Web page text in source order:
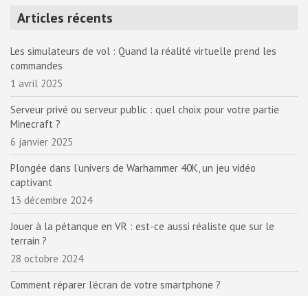
Articles récents
Les simulateurs de vol : Quand la réalité virtuelle prend les
commandes
1 avril 2025
Serveur privé ou serveur public : quel choix pour votre partie
Minecraft ?
6 janvier 2025
Plongée dans l’univers de Warhammer 40K, un jeu vidéo
captivant
13 décembre 2024
Jouer à la pétanque en VR : est-ce aussi réaliste que sur le
terrain ?
28 octobre 2024
Comment réparer l’écran de votre smartphone ?